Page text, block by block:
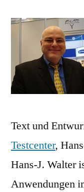
Text und
Testcenter,
Hans-J. Walter
Anwendungen